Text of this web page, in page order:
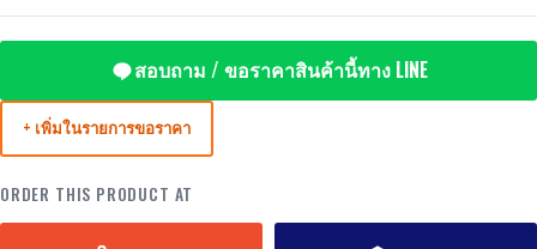
สอบถาม / ขอราคาสินค้านี้ทาง LINE
+ เพิ่มในรายการขอราคา
ORDER THIS PRODUCT AT